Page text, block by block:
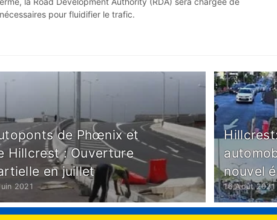
pour fluidifier le trafic.
de Phœnix et
Hillcrest : Ouverture
en juillet
2021
nouvel
16 Août 2021